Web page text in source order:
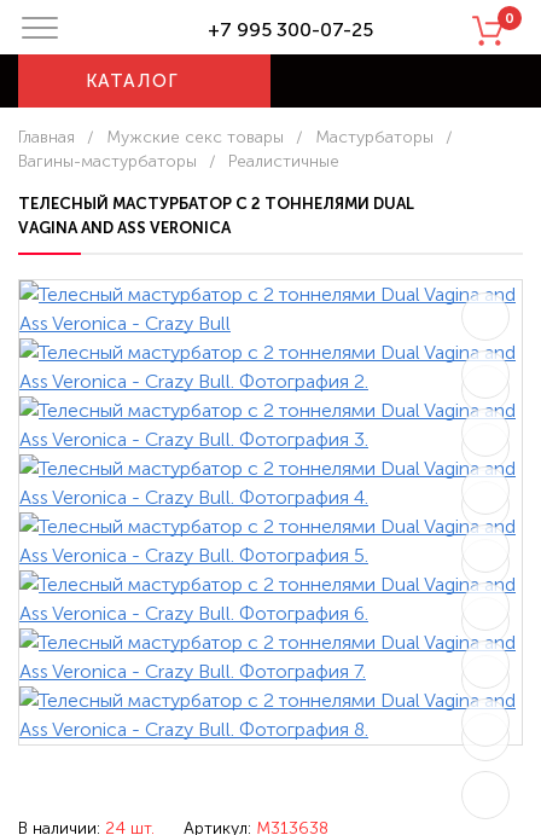
+7 995 300-07-25 0
КАТАЛОГ
Главная / Мужские секс товары / Мастурбаторы
/
Вагины-мастурбаторы
/ Реалистичные
ТЕЛЕСНЫЙ МАСТУРБАТОР С 2 ТОННЕЛЯМИ DUAL
VAGINA AND ASS VERONICA
В наличии: 24 шт. Артикул: M313638